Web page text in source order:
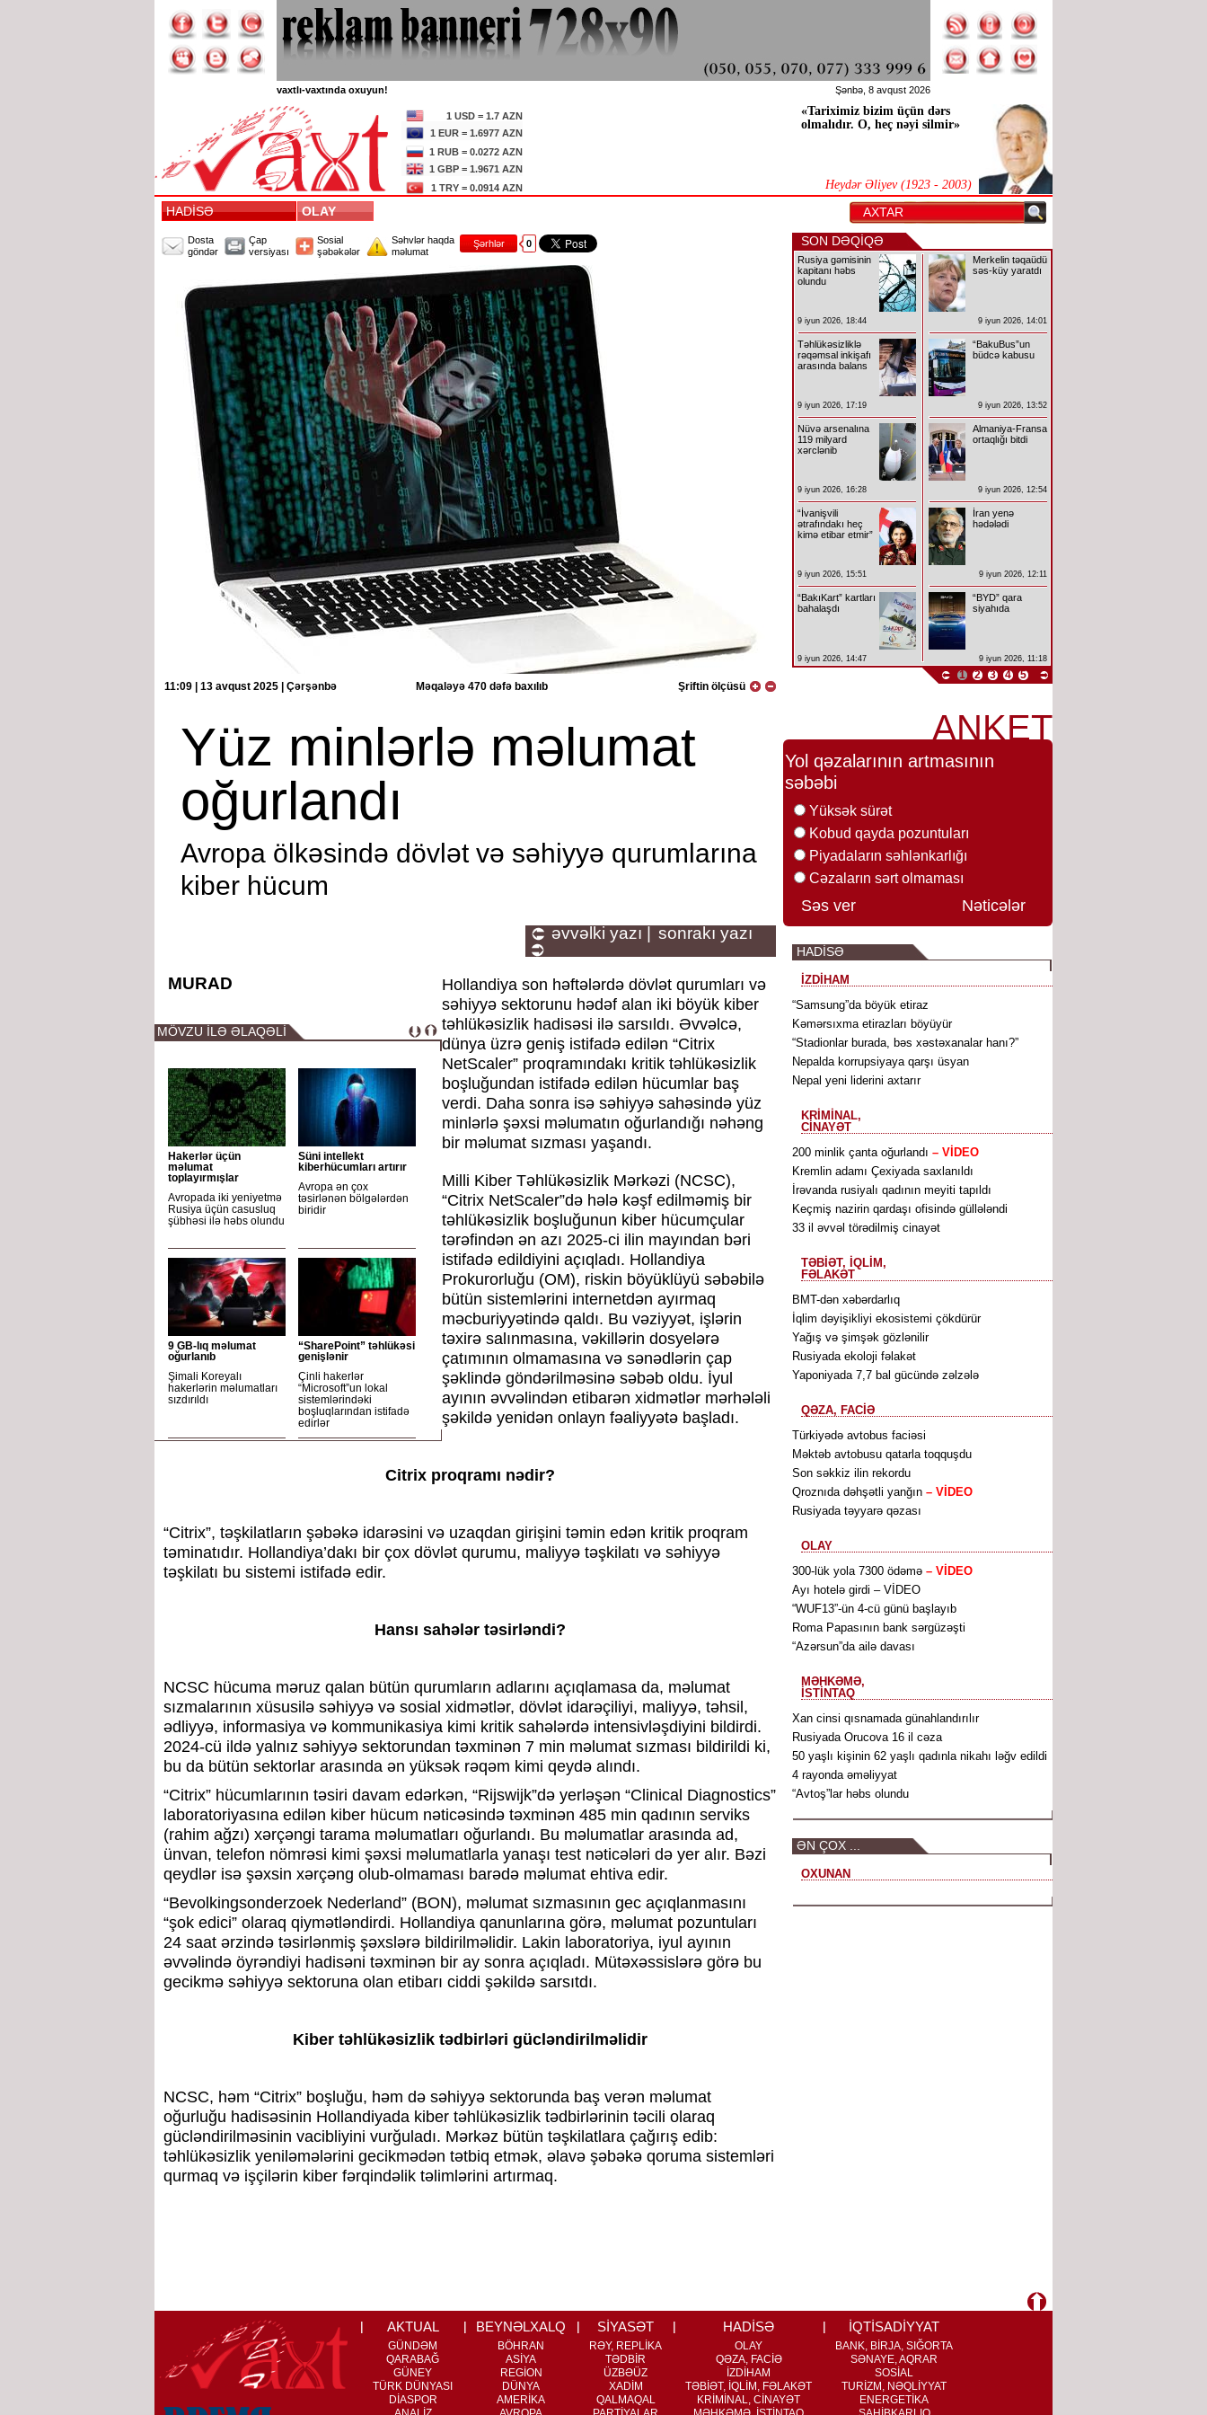
vaxtlı-vaxtında oxuyun! Şənbə, 8 avqust 2026
1 USD = 1.7 AZN
1 EUR = 1.6977 AZN
1 RUB = 0.0272 AZN
1 GBP = 1.9671 AZN
1 TRY = 0.0914 AZN
«Tariximiz bizim üçün dərs
olmalıdır. O, heç nəyi silmir»
Heydər Əliyev (1923 - 2003)
HADİSƏ OLAY
Dosta
göndər
Çap
versiyası
Sosial
şəbəkələr
Səhvlər haqda
məlumat
Şərhlər 0
11:09 | 13 avqust 2025 | Çərşənbə Məqaləyə 470 dəfə baxılıb Şriftin ölçüsü
Yüz minlərlə məlumat
oğurlandı
Avropa ölkəsində dövlət və səhiyyə qurumlarına
kiber hücum
əvvəlki yazı | sonrakı yazı
MURAD
MÖVZU İLƏ ƏLAQƏLİ
Hakerlər üçün
məlumat
toplayırmışlar
Avropada iki yeniyetmə
Rusiya üçün casusluq
şübhəsi ilə həbs olundu
Süni intellekt
kiberhücumları artırır
Avropa ən çox
təsirlənən bölgələrdən
biridir
9 GB-lıq məlumat
oğurlanıb
Şimali Koreyalı
hakerlərin məlumatları
sızdırıldı
“SharePoint” təhlükəsi
genişlənir
Çinli hakerlər
“Microsoft”un lokal
sistemlərindəki
boşluqlarından istifadə
edirlər
Hollandiya son həftələrdə dövlət qurumları və
səhiyyə sektorunu hədəf alan iki böyük kiber
təhlükəsizlik hadisəsi ilə sarsıldı. Əvvəlcə,
dünya üzrə geniş istifadə edilən “Citrix
NetScaler” proqramındakı kritik təhlükəsizlik
boşluğundan istifadə edilən hücumlar baş
verdi. Daha sonra isə səhiyyə sahəsində yüz
minlərlə şəxsi məlumatın oğurlandığı nəhəng
bir məlumat sızması yaşandı.
Milli Kiber Təhlükəsizlik Mərkəzi (NCSC),
“Citrix NetScaler”də hələ kəşf edilməmiş bir
təhlükəsizlik boşluğunun kiber hücumçular
tərəfindən ən azı 2025-ci ilin mayından bəri
istifadə edildiyini açıqladı. Hollandiya
Prokurorluğu (OM), riskin böyüklüyü səbəbilə
bütün sistemlərini internetdən ayırmaq
məcburiyyətində qaldı. Bu vəziyyət, işlərin
təxirə salınmasına, vəkillərin dosyelərə
çatımının olmamasına və sənədlərin çap
şəklində göndərilməsinə səbəb oldu. İyul
ayının əvvəlindən etibarən xidmətlər mərhələli
şəkildə yenidən onlayn fəaliyyətə başladı.
Citrix proqramı nədir?
“Citrix”, təşkilatların şəbəkə idarəsini və uzaqdan girişini təmin edən kritik proqram
təminatıdır. Hollandiya’dakı bir çox dövlət qurumu, maliyyə təşkilatı və səhiyyə
təşkilatı bu sistemi istifadə edir.
Hansı sahələr təsirləndi?
NCSC hücuma məruz qalan bütün qurumların adlarını açıqlamasa da, məlumat
sızmalarının xüsusilə səhiyyə və sosial xidmətlər, dövlət idarəçiliyi, maliyyə, təhsil,
ədliyyə, informasiya və kommunikasiya kimi kritik sahələrdə intensivləşdiyini bildirdi.
2024-cü ildə yalnız səhiyyə sektorundan təxminən 7 min məlumat sızması bildirildi ki,
bu da bütün sektorlar arasında ən yüksək rəqəm kimi qeydə alındı.
“Citrix” hücumlarının təsiri davam edərkən, “Rijswijk”də yerləşən “Clinical Diagnostics”
laboratoriyasına edilən kiber hücum nəticəsində təxminən 485 min qadının serviks
(rahim ağzı) xərçəngi tarama məlumatları oğurlandı. Bu məlumatlar arasında ad,
ünvan, telefon nömrəsi kimi şəxsi məlumatlarla yanaşı test nəticələri də yer alır. Bəzi
qeydlər isə şəxsin xərçəng olub-olmaması barədə məlumat ehtiva edir.
“Bevolkingsonderzoek Nederland” (BON), məlumat sızmasının gec açıqlanmasını
“şok edici” olaraq qiymətləndirdi. Hollandiya qanunlarına görə, məlumat pozuntuları
24 saat ərzində təsirlənmiş şəxslərə bildirilməlidir. Lakin laboratoriya, iyul ayının
əvvəlində öyrəndiyi hadisəni təxminən bir ay sonra açıqladı. Mütəxəssislərə görə bu
gecikmə səhiyyə sektoruna olan etibarı ciddi şəkildə sarsıtdı.
Kiber təhlükəsizlik tədbirləri gücləndirilməlidir
NCSC, həm “Citrix” boşluğu, həm də səhiyyə sektorunda baş verən məlumat
oğurluğu hadisəsinin Hollandiyada kiber təhlükəsizlik tədbirlərinin təcili olaraq
gücləndirilməsinin vacibliyini vurğuladı. Mərkəz bütün təşkilatlara çağırış edib:
təhlükəsizlik yeniləmələrini gecikmədən tətbiq etmək, əlavə şəbəkə qoruma sistemləri
qurmaq və işçilərin kiber fərqindəlik təlimlərini artırmaq.
SON DƏQİQƏ
Rusiya gəmisinin
kapitanı həbs
olundu
9 iyun 2026, 18:44
Təhlükəsizliklə
rəqəmsal inkişafı
arasında balans
9 iyun 2026, 17:19
Nüvə arsenalına
119 milyard
xərclənib
9 iyun 2026, 16:28
“İvanişvili
ətrafındakı heç
kimə etibar etmir”
9 iyun 2026, 15:51
“BakıKart” kartları
bahalaşdı
9 iyun 2026, 14:47
Merkelin təqaüdü
səs-küy yaratdı
9 iyun 2026, 14:01
“BakuBus”un
büdcə kabusu
9 iyun 2026, 13:52
Almaniya-Fransa
ortaqlığı bitdi
9 iyun 2026, 12:54
İran yenə
hədələdi
9 iyun 2026, 12:11
“BYD” qara
siyahıda
9 iyun 2026, 11:18
1 2 3 4 5
ANKET
Yol qəzalarının artmasının
səbəbi
Yüksək sürət
Kobud qayda pozuntuları
Piyadaların səhlənkarlığı
Cəzaların sərt olmaması
Səs ver Nəticələr
HADİSƏ
İZDİHAM
“Samsung”da böyük etiraz
Kəmərsıxma etirazları böyüyür
“Stadionlar burada, bəs xəstəxanalar hanı?”
Nepalda korrupsiyaya qarşı üsyan
Nepal yeni liderini axtarır
KRİMİNAL,
CİNAYƏT
200 minlik çanta oğurlandı – VİDEO
Kremlin adamı Çexiyada saxlanıldı
İrəvanda rusiyalı qadının meyiti tapıldı
Keçmiş nazirin qardaşı ofisində güllələndi
33 il əvvəl törədilmiş cinayət
TƏBİƏT, İQLİM,
FƏLAKƏT
BMT-dən xəbərdarlıq
İqlim dəyişikliyi ekosistemi çökdürür
Yağış və şimşək gözlənilir
Rusiyada ekoloji fəlakət
Yaponiyada 7,7 bal gücündə zəlzələ
QƏZA, FACİƏ
Türkiyədə avtobus faciəsi
Məktəb avtobusu qatarla toqquşdu
Son səkkiz ilin rekordu
Qroznıda dəhşətli yanğın – VİDEO
Rusiyada təyyarə qəzası
OLAY
300-lük yola 7300 ödəmə – VİDEO
Ayı hotelə girdi – VİDEO
“WUF13”-ün 4-cü günü başlayıb
Roma Papasının bank sərgüzəşti
“Azərsun”da ailə davası
MƏHKƏMƏ,
İSTİNTAQ
Xan cinsi qısnamada günahlandırılır
Rusiyada Orucova 16 il cəza
50 yaşlı kişinin 62 yaşlı qadınla nikahı ləğv edildi
4 rayonda əməliyyat
“Avtoş”lar həbs olundu
ƏN ÇOX ...
OXUNAN
AKTUAL
GÜNDƏM
QARABAĞ
GÜNEY
TÜRK DÜNYASI
DİASPOR
BEYNƏLXALQ
BÖHRAN
ASİYA
REGİON
DÜNYA
AMERİKA
SİYASƏT
RƏY, REPLİKA
TƏDBİR
ÜZBƏÜZ
XADİM
QALMAQAL
HADİSƏ
OLAY
QƏZA, FACİƏ
İZDİHAM
TƏBİƏT, İQLİM, FƏLAKƏT
KRİMİNAL, CİNAYƏT
İQTİSADİYYAT
BANK, BİRJA, SIĞORTA
SƏNAYE, AQRAR
SOSİAL
TURİZM, NƏQLİYYAT
ENERGETİKA